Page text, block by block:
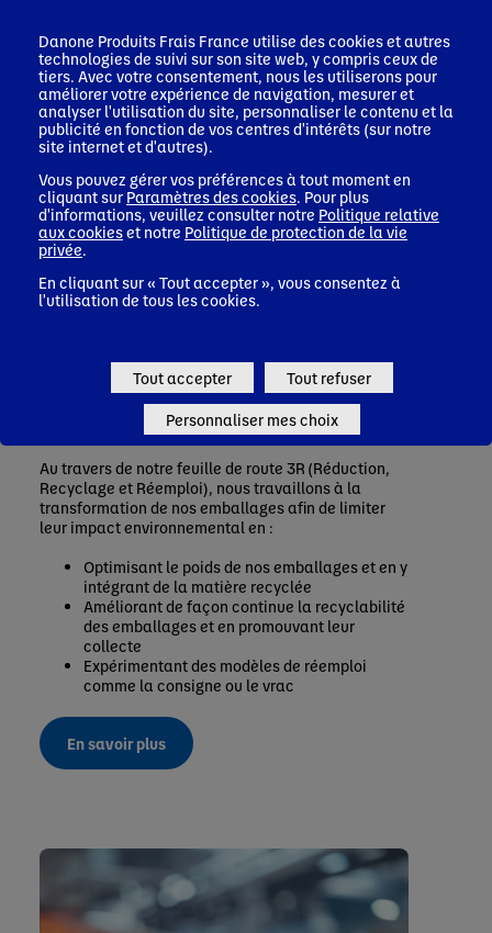
Tendre vers une économie circulaire pour nos
Evoluer vers un système
d'emballages circulaire
Au travers de notre feuille de route 3R (Réduction,
Recyclage et Réemploi), nous travaillons à la
transformation de nos emballages afin de limiter
leur impact environnemental en :
Optimisant le poids de nos emballages et en y
intégrant de la matière recyclée
Améliorant de façon continue la recyclabilité
des emballages et en promouvant leur
collecte
Expérimentant des modèles de réemploi
comme la consigne ou le vrac
En savoir plus
Danone Produits Frais France utilise des cookies et autres
technologies de suivi sur son site web, y compris ceux de
tiers. Avec votre consentement, nous les utiliserons pour
améliorer votre expérience de navigation, mesurer et
analyser l'utilisation du site, personnaliser le contenu et la
publicité en fonction de vos centres d'intérêts (sur notre
site internet et d'autres).
Vous pouvez gérer vos préférences à tout moment en
cliquant sur Paramètres des cookies . Pour plus
d'informations, veuillez consulter notre Politique relative
aux cookieset notre Politique de protection de la vie
privée
En cliquant sur « Tout accepter », vous consentez à
l'utilisation de tous les cookies.
Tout accepter Tout refuser
Personnaliser mes choix